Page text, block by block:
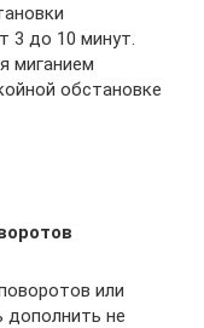
3 до 10 минут.
миганием
обстановке
или
дополнить не